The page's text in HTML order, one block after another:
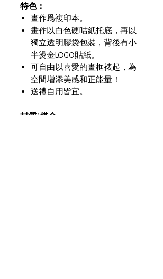
特色：
畫作爲複印本。
畫作以白色硬咭紙托底，再以
獨立透明膠袋包裝，背後有小
半燙金LOGO貼紙。
可自由以喜愛的畫框裱起，為
空間增添美感和正能量！
送禮自用皆宜。
材質/ 媒介